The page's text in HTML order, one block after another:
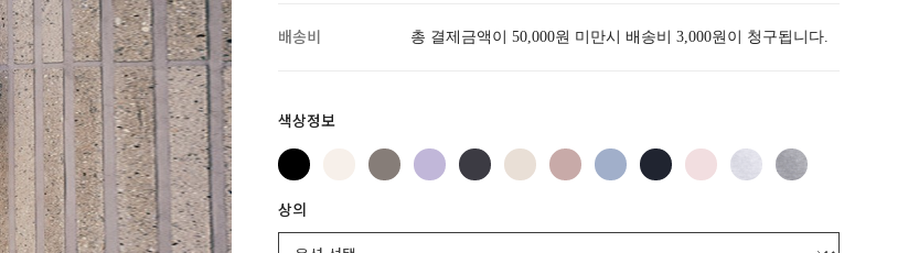
배송비 총 결제금액이 50,000원 미만시 배송비 3,000원이 청구됩니다.
색상정보
상의